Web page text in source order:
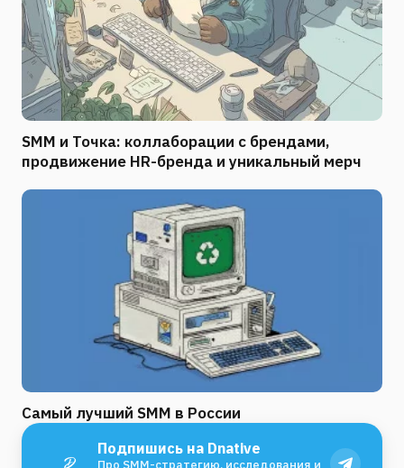
SMM и Точка: коллаборации с брендами,
продвижение HR-бренда и уникальный мерч
Самый лучший SMM в России
Подпишись на Dnative